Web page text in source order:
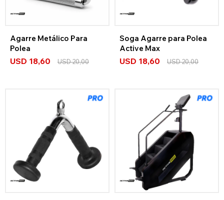
Agarre Metálico Para
Polea
USD 18,60 USD20,00
Soga Agarre para Polea
Active Max
USD 18,60 USD20,00